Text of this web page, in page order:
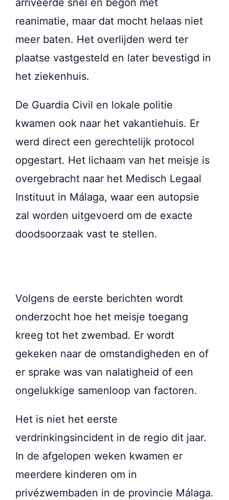
arriveerde snel en begon met
reanimatie, maar dat mocht helaas niet
meer baten. Het overlijden werd ter
plaatse vastgesteld en later bevestigd in
het ziekenhuis.
De Guardia Civil en lokale politie
kwamen ook naar het vakantiehuis. Er
werd direct een gerechtelijk protocol
opgestart. Het lichaam van het meisje is
overgebracht naar het Medisch Legaal
Instituut in Málaga, waar een autopsie
zal worden uitgevoerd om de exacte
doodsoorzaak vast te stellen.
Volgens de eerste berichten wordt
onderzocht hoe het meisje toegang
kreeg tot het zwembad. Er wordt
gekeken naar de omstandigheden en of
er sprake was van nalatigheid of een
ongelukkige samenloop van factoren.
Het is niet het eerste
verdrinkingsincident in de regio dit jaar.
In de afgelopen weken kwamen er
meerdere kinderen om in
privézwembaden in de provincie Málaga.